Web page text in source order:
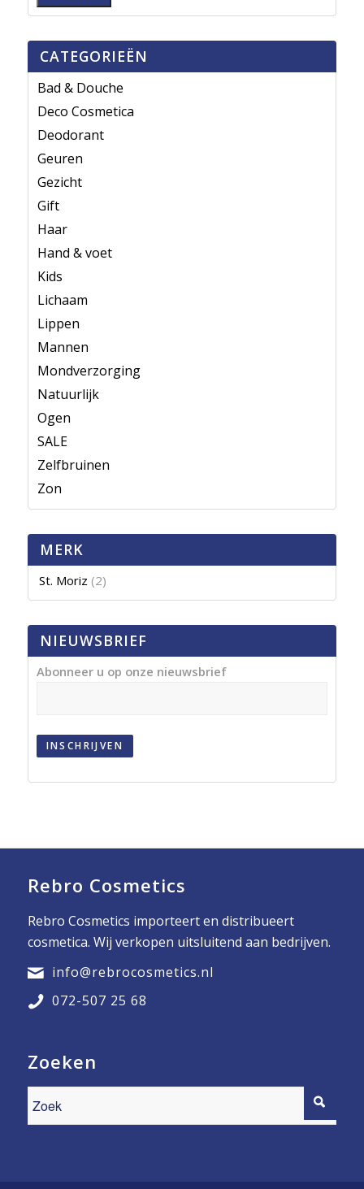
CATEGORIEËN
Bad & Douche
Deco Cosmetica
Deodorant
Geuren
Gezicht
Gift
Haar
Hand & voet
Kids
Lichaam
Lippen
Mannen
Mondverzorging
Natuurlijk
Ogen
SALE
Zelfbruinen
Zon
MERK
St. Moriz (2)
NIEUWSBRIEF
Abonneer u op onze nieuwsbrief
INSCHRIJVEN
Rebro Cosmetics
Rebro Cosmetics importeert en distribueert
cosmetica. Wij verkopen uitsluitend aan bedrijven.
info@rebrocosmetics.nl
072-507 25 68
Zoeken